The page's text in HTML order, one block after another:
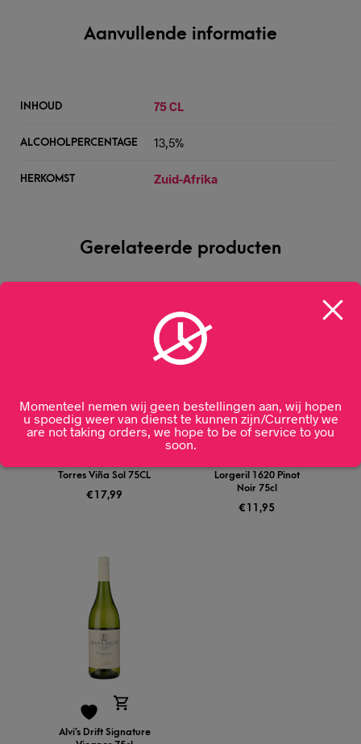
Aanvullende informatie
INHOUD 75 CL
ALCOHOLPERCENTAGE 13,5%
HERKOMST Zuid-Afrika
Gerelateerde producten
Torres Viña Sol 75CL
€ 17,99
Lorgeril 1620 Pinot
Noir 75cl
€ 11,95
Alvi’s Drift Signature
Momenteel nemen wij geen bestellingen aan, wij hopen
u spoedig weer van dienst te kunnen zijn/Currently we
are not taking orders, we hope to be of service to you
soon.